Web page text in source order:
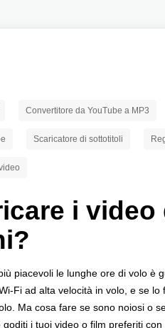
Convertitore da YouTube a MP3
Scaricatore di sottotitoli
i video
piacevoli le lunghe ore di volo è
Fi ad alta velocità in volo, e se
Ma cosa fare se sono noiosi o
i tuoi video o film preferiti con